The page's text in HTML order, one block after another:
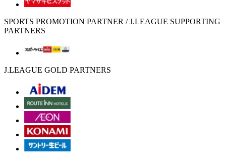
SPORTS PROMOTION PARTNER / J.LEAGUE SUPPORTING
PARTNERS
J.LEAGUE GOLD PARTNERS